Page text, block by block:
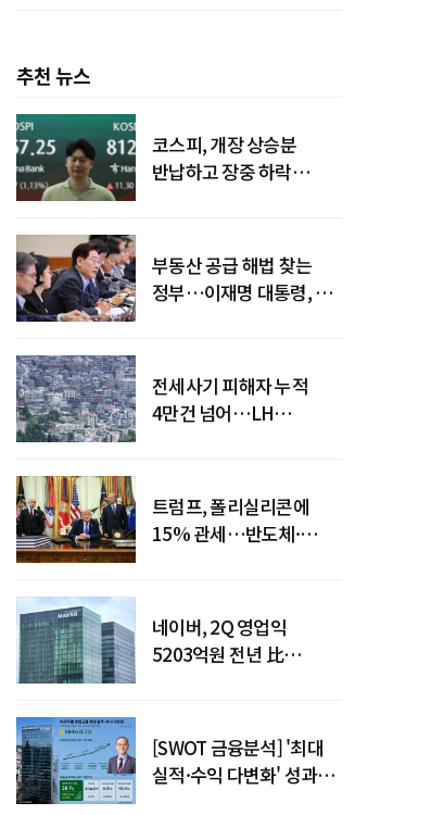
추천 뉴스
코스피, 개장 상승분
반납하고 장중 하락
부동산 공급 해법 찾는
정부…이재명 대통령, 2차
전세사기 피해자 누적
4만건 넘어…LH
트럼프, 폴리실리콘에
15% 관세…반도체·
네이버, 2Q 영업익
5203억원 전년 比
[SWOT 금융분석] '최대
실적·수익 다변화' 성과…